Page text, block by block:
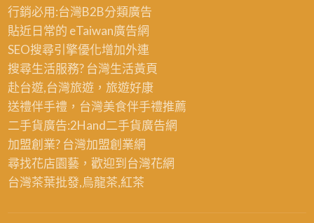
行銷必用:台灣B2B分類廣告
貼近日常的 eTaiwan廣告網
SEO搜尋引擎優化增加外連
搜尋生活服務? 台灣生活黃頁
赴台遊,台灣旅遊，旅遊好康
送禮伴手禮，台灣美食伴手禮推薦
二手貨廣告:2Hand二手貨廣告網
加盟創業? 台灣加盟創業網
尋找花店園藝，歡迎到 台灣花網
台灣茶葉批發,烏龍茶,紅茶